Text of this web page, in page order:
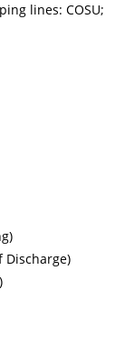
lines: COSU;
Discharge)